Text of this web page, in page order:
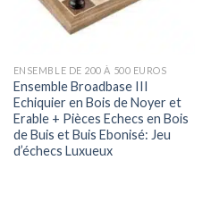
ENSEMBLE DE 200 À 500 EUROS
Ensemble Broadbase III
Echiquier en Bois de Noyer et
Erable + Pièces Echecs en Bois
de Buis et Buis Ebonisé: Jeu
d’échecs Luxueux